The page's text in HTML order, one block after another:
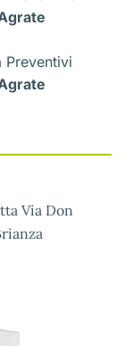
Preventivi
Via Don